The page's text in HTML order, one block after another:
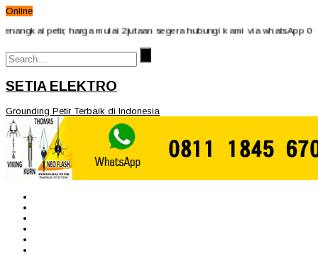
Online
petir, harga mulai 2jutaan segera hubungi kami via whatsApp
SETIA ELEKTRO
Grounding Petir Terbaik di Indonesia